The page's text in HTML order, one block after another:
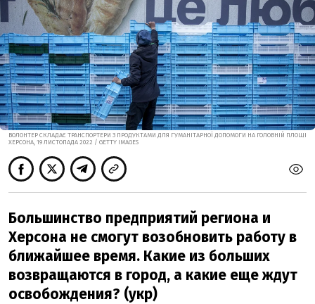
ВОЛОНТЕР СКЛАДАЄ ТРАНСПОРТЕРИ З ПРОДУКТАМИ ДЛЯ ГУМАНІТАРНОЇ ДОПОМОГИ НА ГОЛОВНІЙ ПЛОЩІ
ХЕРСОНА, 19 ЛИСТОПАДА 2022 / GETTY IMAGES
Большинство предприятий региона и
Херсона не смогут возобновить работу в
ближайшее время. Какие из больших
возвращаются в город, а какие еще ждут
освобождения? (укр)